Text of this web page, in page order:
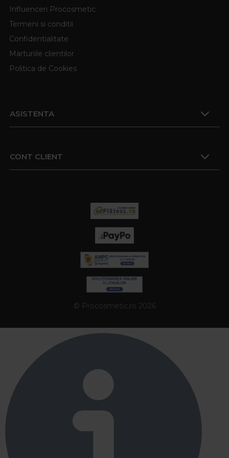
Influenceri Procosmetic
Termeni si conditii
Confidentialitate
Marturiile clientilor
Politica de Cookies
ASISTENTA
CONT CLIENT
© Procosmetic.ro 2026